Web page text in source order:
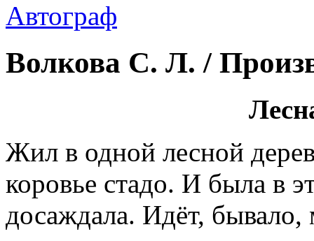
Автограф
Волкова С. Л. /
Жил в одной лесной
коровье стадо. И была в
досаждала. Идёт,